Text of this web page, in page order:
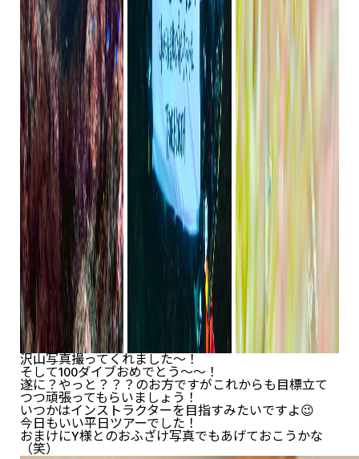
沢山写真撮ってくれました～！
そして100ダイブおめでとう～～！
遂に？やっと？？？のお方ですがこれからも目標立て
つつ頑張ってもらいましょう！
いつかはインストラクターを目指すみたいですよ😉
今日もいい平日ツアーでした！
おまけにY様とのおふざけ写真でもあげておこうかな
（笑）